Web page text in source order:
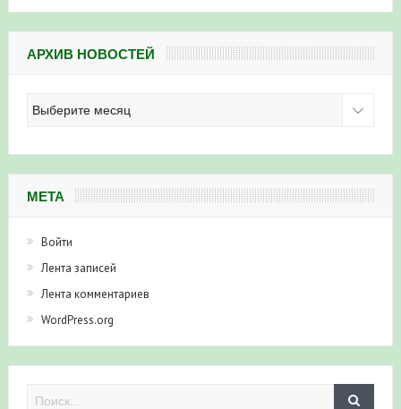
АРХИВ НОВОСТЕЙ
новостей
МЕТА
Войти
Лента записей
Лента комментариев
WordPress.org